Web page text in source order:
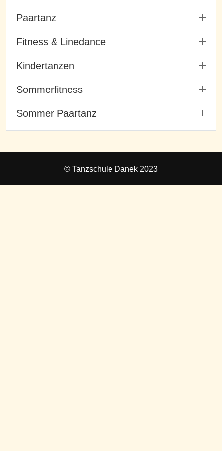
Paartanz
Fitness & Linedance
Kindertanzen
Sommerfitness
Sommer Paartanz
© Tanzschule Danek 2023